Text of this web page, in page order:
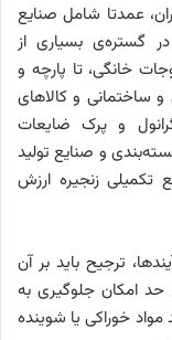
عمدتا شامل صنایع
گستره‌ی بسیاری از
خانگی، تا پارچه و
ساختمانی و کالاهای
و پرک ضایعات
و صنایع تولید
تکمیلی زنجیره ارزش
ترجیح باید بر آن
حد امکان جلوگیری به
مواد خوراکی یا شوینده